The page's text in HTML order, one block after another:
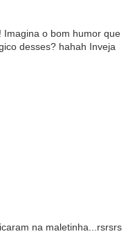
Imagina o bom humor que
desses? hahah Inveja
na maletinha...rsrsrs